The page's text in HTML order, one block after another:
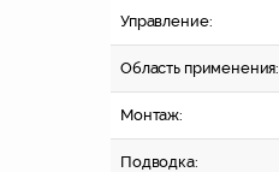
Управление:
Область применения:
Монтаж:
Подводка: